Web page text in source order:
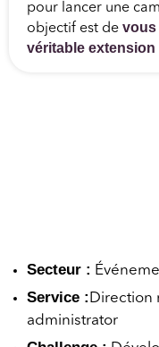
pour lancer une
objectif est de vous
véritable
Secteur :
Service : Direction
administrator